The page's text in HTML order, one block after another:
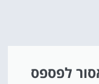
לפספס